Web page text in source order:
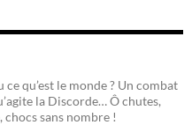
qu’est le monde ? Un combat
la Discorde… Ô chutes,
sans nombre !